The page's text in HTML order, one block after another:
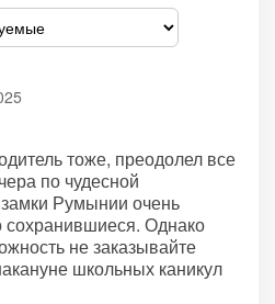
тоже, преодолел все
по чудесной
Румынии очень
Однако
не заказывайте
школьных каникул